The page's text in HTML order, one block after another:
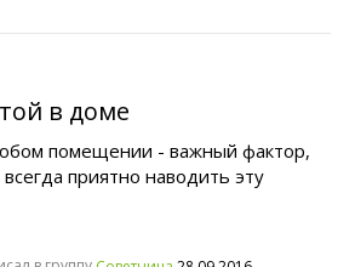
в доме
помещении - важный фактор,
приятно наводить эту